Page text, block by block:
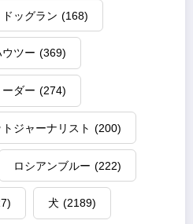
ドッグラン (168)
ウツー (369)
ーダー (274)
ジャーナリスト (200)
ロシアンブルー (222)
犬 (2189)